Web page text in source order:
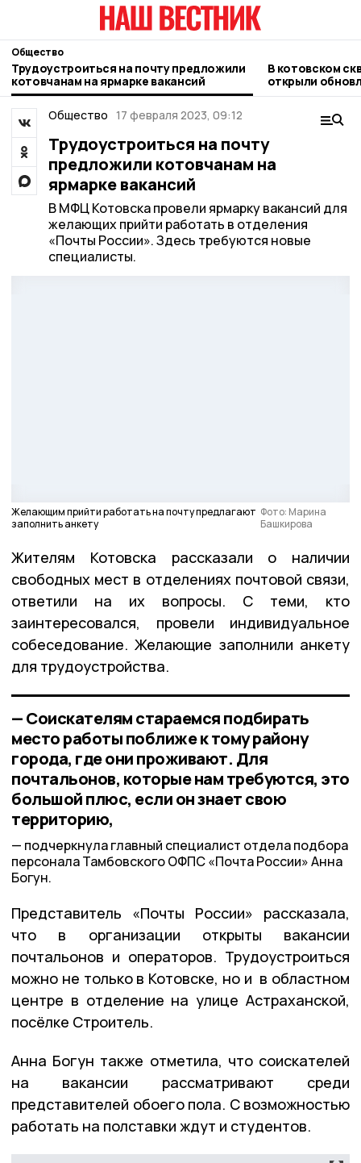
Общество
Трудоустроиться на почту предложили
котовчанам на ярмарке вакансий
В котовском
открыли
Марксу
Общество 17 февраля 2023, 09:12
Трудоустроиться на почту
предложили котовчанам на
ярмарке вакансий
В МФЦ Котовска провели ярмарку вакансий для
желающих прийти работать в отделения
«Почты России». Здесь требуются новые
специалисты.
Желающим прийти работать на почту предлагают
заполнить анкету
Фото: Марина
Башкирова
Жителям Котовска рассказали о наличии
свободных мест в отделениях почтовой связи,
ответили на их вопросы. С теми, кто
заинтересовался, провели индивидуальное
собеседование. Желающие заполнили анкету
для трудоустройства.
— Соискателям стараемся подбирать
место работы поближе к тому району
города, где они проживают. Для
почтальонов, которые нам требуются, это
большой плюс, если он знает свою
территорию,
подчеркнула главный специалист отдела подбора
персонала Тамбовского ОФПС «Почта России» Анна
Богун.
Представитель «Почты России» рассказала,
что в организации открыты вакансии
почтальонов и операторов. Трудоустроиться
можно не только в Котовске, но и в областном
центре в отделение на улице Астраханской,
посёлке Строитель.
Анна Богун также отметила, что соискателей
на вакансии рассматривают среди
представителей обоего пола. С возможностью
работать на полставки ждут и студентов.